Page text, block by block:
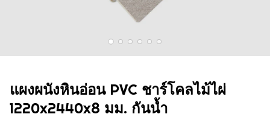
แผงผนังหินอ่อน PVC ชาร์โคลไม้ไผ่
1220x2440x8 มม. กันน้ำ